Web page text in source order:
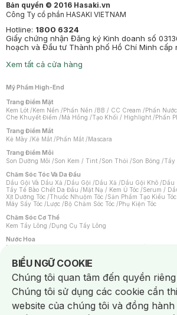
Bản quyền © 2016 Hasaki.vn
Công Ty cổ phần HASAKI VIETNAM
Hotline: 1800 6324
Giấy chứng nhận Đăng ký Kinh doanh số
hoạch và Đầu tư Thành phố Hồ Chí Minh cấp
Xem tất cả cửa hàng
Mỹ Phẩm High-End
Trang Điểm Mặt
Kem Lót /Kem Nền /Phấn Nền /BB / CC Cream /Phấn
Che Khuyết Điểm /Má Hồng /Tạo Khối / Highlight /Phấn
Trang Điểm Mắt
Kẻ Mày /Kẻ Mắt /Phấn Mắt /Mascara
Trang Điểm Môi
Son Dưỡng Môi /Son Kem / Tint /Son Thỏi /Son Bóng /Tẩy
Chăm Sóc Tóc Và Da Đầu
Dầu Gội Và Dầu Xả /Dầu Gội /Dầu Xả /Dầu Gội Khô /Dầu
Tẩy Tế Bào Chết Da Đầu /Mặt Nạ / Kem Ủ Tóc /Serum /
Xịt Dưỡng Tóc /Thuốc Nhuộm Tóc /Sản Phẩm Tạo Kiểu Tóc
Máy Sấy Tóc /Lược /Bộ Chăm Sóc Tóc /Phụ Kiện Tóc
Chăm Sóc Cơ Thể
Kem Tẩy Lông /Dụng Cụ Tẩy Lông
Nước Hoa
Nước Hoa Nữ
Chăm Sóc Cá Nhân
Chống Muỗi /Khẩu Trang /Máy Massage/Mặt Nạ Xông Hơi
Sản Phẩm Chăm Sóc Khác /Bàn Chải Đánh Răng /Bàn
Hỗ Trợ Trắng Răng/Kem Đánh Răng /Máy Tăm Nước/
Tăm / Chỉ Nha Khoa/ Xịt Thơm Miệng / Dung Dịch Vệ Sinh
Khăn Ướt Vệ Sinh Vùng Kín/Băng Vệ Sinh/Tampon/Bọt
Máy Cạo Râu
BIỂU NGỮ COOKIE
Notice about cookies usage
Chúng tôi quan tâm đến quyền
Chúng tôi sử dụng các cookie cần
website của chúng tôi và đồng